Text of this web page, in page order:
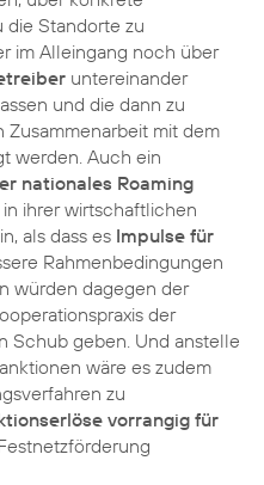
die Standorte zu
im Alleingang noch über
untereinander
und die dann zu
Zusammenarbeit mit dem
werden. Auch ein
nationales Roaming
ihrer wirtschaftlichen
als dass es Impulse für
Rahmenbedingungen
würden dagegen der
der
Schub geben. Und anstelle
wäre es zudem
zu
vorrangig für